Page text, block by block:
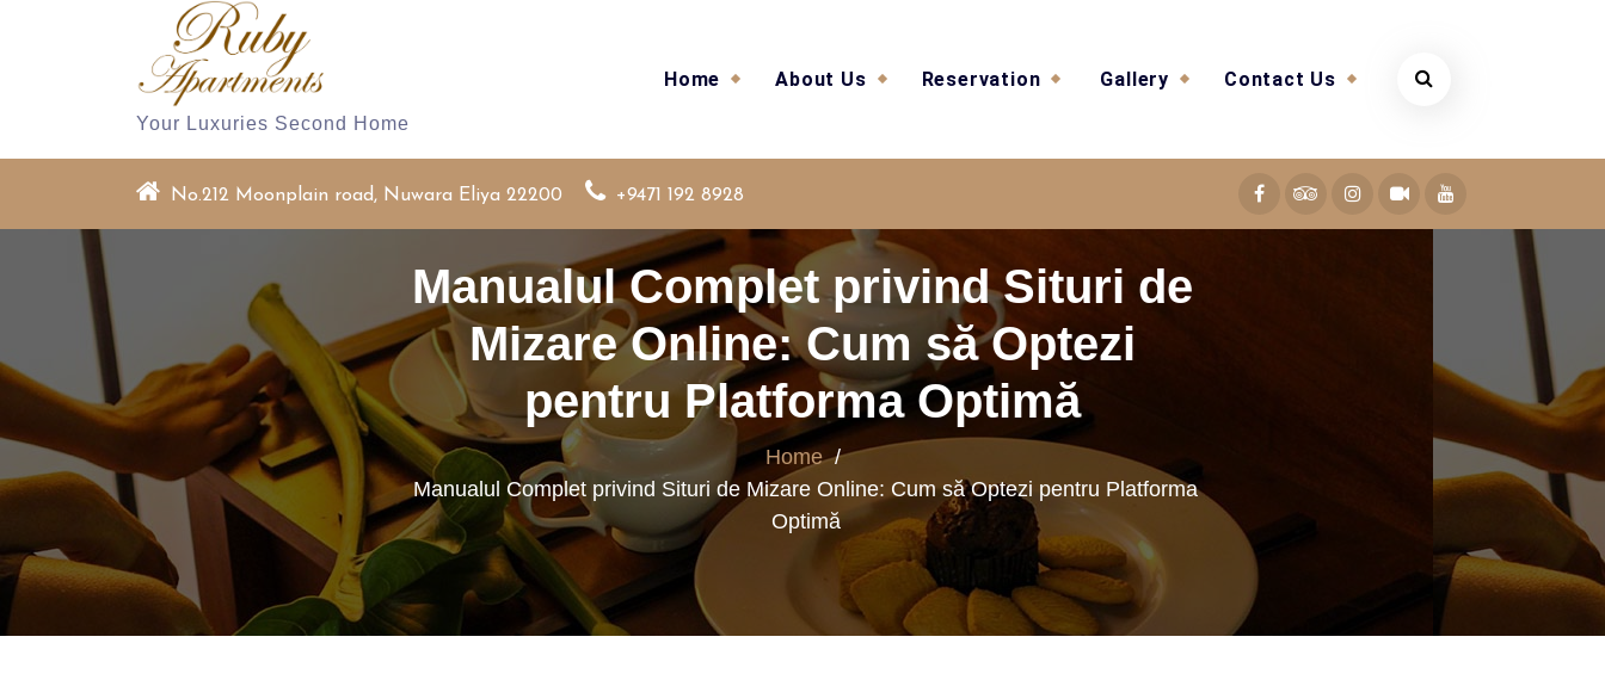
Your Luxuries Second Home
Home About Us Reservation Gallery Contact Us
No.212 Moonplain road, Nuwara Eliya 22200 +9471 192 8928
Manualul Complet privind Situri de
Mizare Online: Cum să Optezi
pentru Platforma Optimă
Home/
Manualul Complet privind Situri de Mizare Online: Cum să Optezi pentru Platforma
Optimă